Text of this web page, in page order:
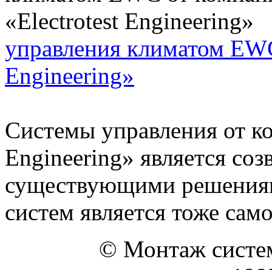
управления климатом
Engineering»
Системы управления от
Engineering» является
существующими
систем является тоже
© Монтаж